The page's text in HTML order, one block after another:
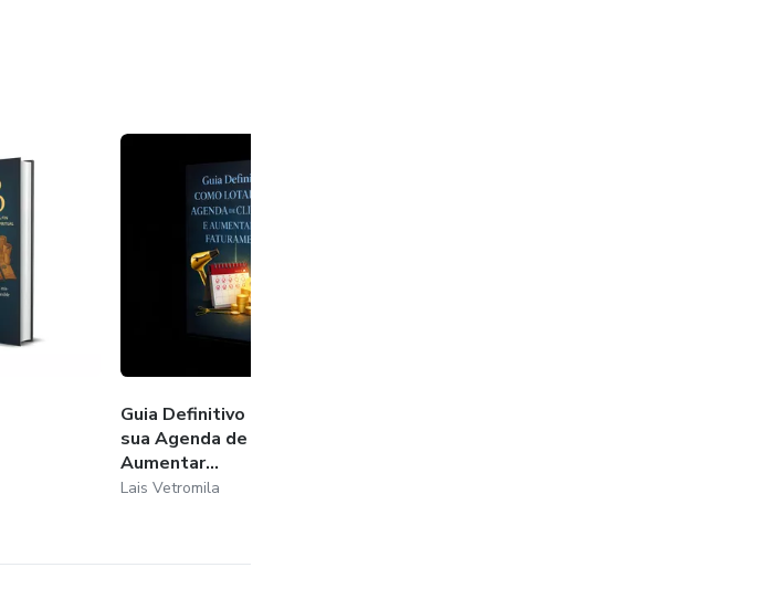
Guia Definitivo Como Lotar
sua Agenda de Cliente e
Aumentar...
Lais Vetromila